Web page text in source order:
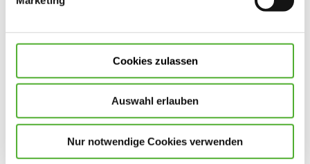
Cookies zulassen
Auswahl erlauben
Nur notwendige Cookies verwenden
Nachname*